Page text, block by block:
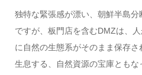
独特な緊張感が漂い、朝鮮半島
ですが、板門店を含むDMZは、
に自然の生態系がそのまま保存
生息する、自然資源の宝庫とも